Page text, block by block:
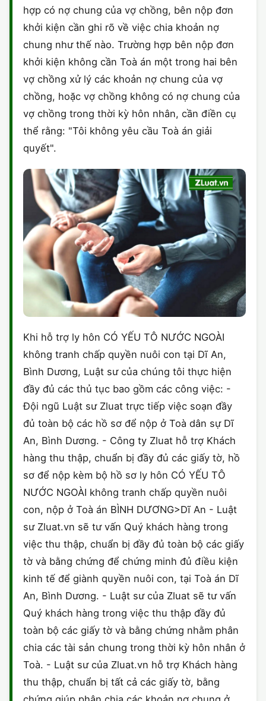
hợp có nợ chung của vợ chồng, bên nộp đơn
khởi kiện cần ghi rõ về việc chia khoản nợ
chung như thế nào. Trường hợp bên nộp đơn
khởi kiện không cần Toà án một trong hai bên
vợ chồng xử lý các khoản nợ chung của vợ
chồng, hoặc vợ chồng không có nợ chung của
vợ chồng trong thời kỳ hôn nhân, cần điền cụ
thể rằng: "Tôi không yêu cầu Toà án giải
quyết".
Khi hỗ trợ ly hôn CÓ YẾU TÔ NƯỚC NGOÀI
không tranh chấp quyền nuôi con tại Dĩ An,
Bình Dương, Luật sư của chúng tôi thực hiện
đầy đủ các thủ tục bao gồm các công việc: -
Đội ngũ Luật sư Zluat trực tiếp việc soạn đầy
đủ toàn bộ các hồ sơ để nộp ở Toà dân sự Dĩ
An, Bình Dương. - Công ty Zluat hỗ trợ Khách
hàng thu thập, chuẩn bị đầy đủ các giấy tờ, hồ
sơ để nộp kèm bộ hồ sơ ly hôn CÓ YẾU TÔ
NƯỚC NGOÀI không tranh chấp quyền nuôi
con, nộp ở Toà án BÌNH DƯƠNG>Dĩ An - Luật
sư Zluat.vn sẽ tư vấn Quý khách hàng trong
việc thu thập, chuẩn bị đầy đủ toàn bộ các giấy
tờ và bằng chứng để chứng minh đủ điều kiện
kinh tế để giành quyền nuôi con, tại Toà án Dĩ
An, Bình Dương. - Luật sư của Zluat sẽ tư vấn
Quý khách hàng trong việc thu thập đầy đủ
toàn bộ các giấy tờ và bằng chứng nhằm phân
chia các tài sản chung trong thời kỳ hôn nhân ở
Toà. - Luật sư của Zluat.vn hỗ trợ Khách hàng
thu thập, chuẩn bị tất cả các giấy tờ, bằng